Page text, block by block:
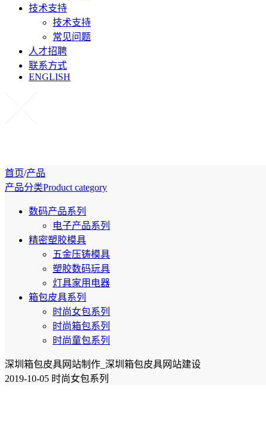
技术支持
技术支持
常见问题
人才招聘
联系方式
ENGLISH
首页/产品
产品分类Product category
数码产品系列
电子产品系列
精密塑胶模具
五金压铸模具
塑胶数码玩具
灯具家用电器
箱包皮具系列
时尚女包系列
时尚箱包系列
时尚童包系列
深圳箱包皮具网站制作_深圳箱包皮具网站建设
2019-10-05 时尚女包系列